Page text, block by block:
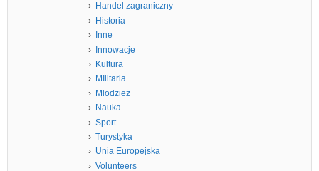
Handel zagraniczny
Historia
Inne
Innowacje
Kultura
MIlitaria
Młodzież
Nauka
Sport
Turystyka
Unia Europejska
Volunteers